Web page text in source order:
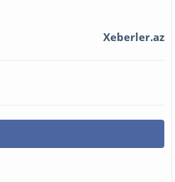
Xeberler.az